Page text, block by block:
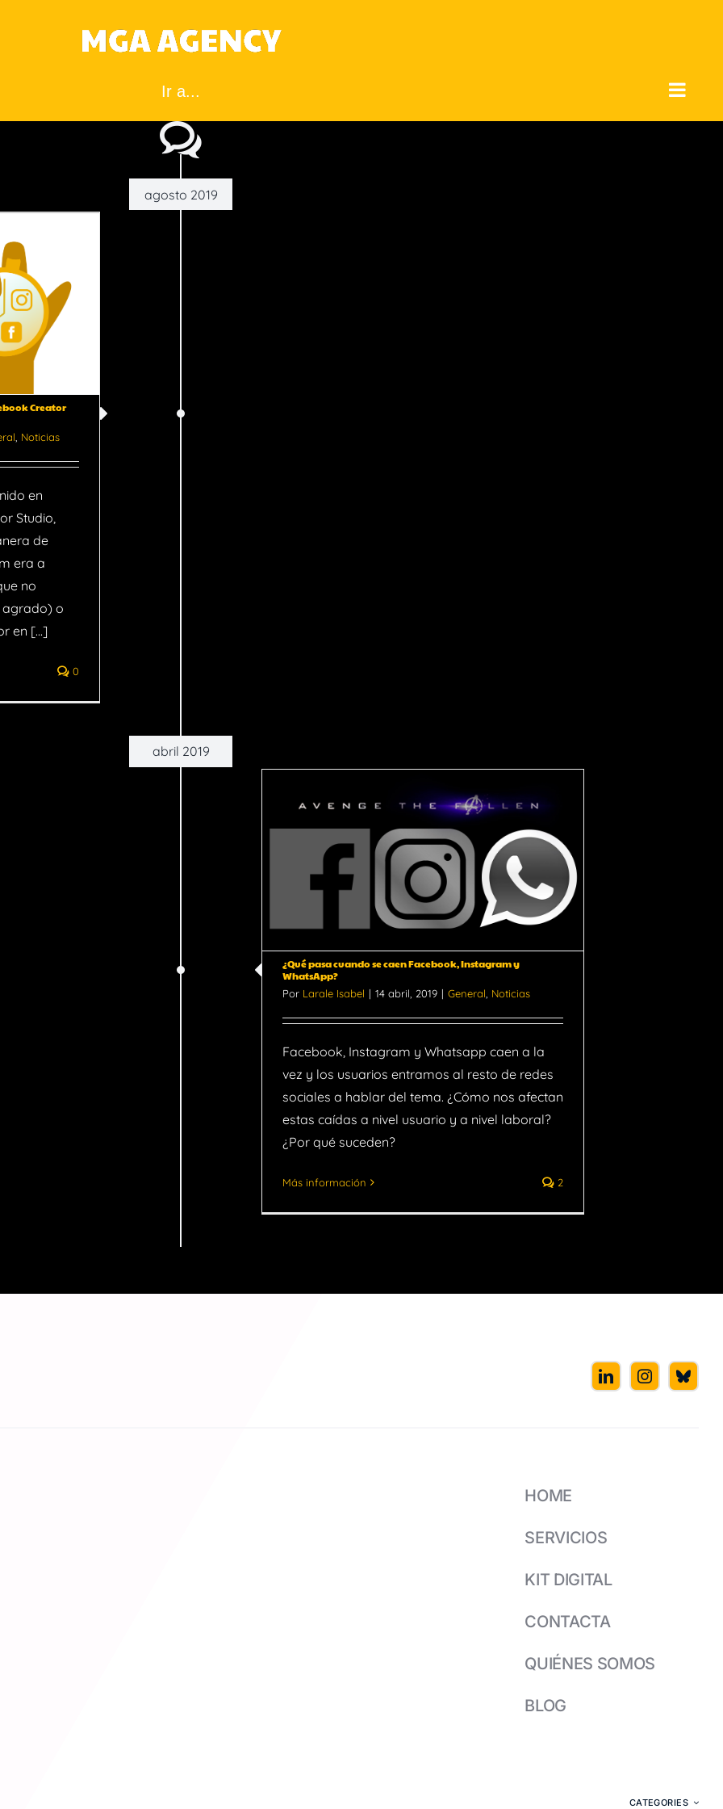
Ir a...
agosto 2019
Creator
Noticias
en
Studio,
de
era a
no
agrado) o
en [...]
0
abril 2019
¿Qué pasa cuando se caen Facebook, Instagram y
WhatsApp?
Por Larale Isabel | 14 abril, 2019 | General Noticias
Facebook, Instagram y Whatsapp caen a la
vez y los usuarios entramos al resto de redes
sociales a hablar del tema. ¿Cómo nos afectan
estas caídas a nivel usuario y a nivel laboral?
¿Por qué suceden?
Más información 2
HOME
SERVICIOS
KIT DIGITAL
CONTACTA
QUIÉNES SOMOS
BLOG
CATEGORIES